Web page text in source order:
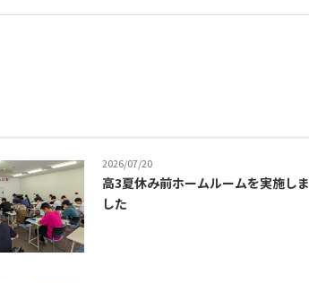
2026/07/20
高3夏休み前ホームルームを実施しま
した